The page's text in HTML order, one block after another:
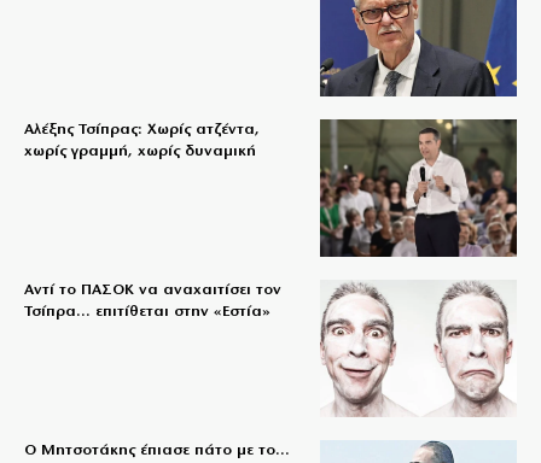
Αλέξης Τσίπρας: Χωρίς ατζέντα,
χωρίς γραμμή, χωρίς δυναμική
Αντί το ΠΑΣΟΚ να αναχαιτίσει τον
Τσίπρα… επιτίθεται στην «Εστία»
Ο Μητσοτάκης έπιασε πάτο με το…